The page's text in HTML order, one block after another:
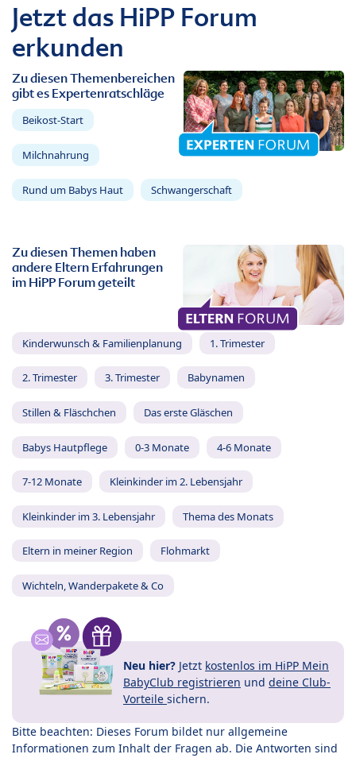
Jetzt das HiPP Forum
erkunden
Zu diesen Themenbereichen
gibt es Expertenratschläge
Beikost-Start
Milchnahrung
Rund um Babys Haut Schwangerschaft
Zu diesen Themen haben
andere Eltern Erfahrungen
im HiPP Forum geteilt
Kinderwunsch & Familienplanung 1. Trimester
2. Trimester 3. Trimester Babynamen
Stillen & Fläschchen Das erste Gläschen
Babys Hautpflege 0-3 Monate 4-6 Monate
7-12 Monate Kleinkinder im 2. Lebensjahr
Kleinkinder im 3. Lebensjahr Thema des Monats
Eltern in meiner Region Flohmarkt
Wichteln, Wanderpakete & Co
Neu hier? Jetzt kostenlos im HiPP Mein
BabyClub registrieren und deine Club-
Vorteile sichern.
Bitte beachten: Dieses Forum bildet nur allgemeine
Informationen zum Inhalt der Fragen ab. Die Antworten sind